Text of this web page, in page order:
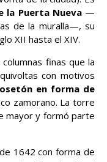
la Puerta Nueva—
de la muralla—, su
XII hasta el XIV.
finas que la
con motivos
en forma de
zamorano. La torre
mayor y formó parte
1642 con forma de